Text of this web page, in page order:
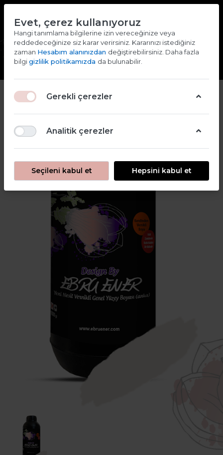
Giriş yap Kaydol
Evet, çerez kullanıyoruz
Hangi tanımlama bilgilerine izin vereceğinize veya
reddedeceğinize siz karar verirsiniz. Kararınızı istediğiniz
zaman Hesabım alanınızdan değiştirebilirsiniz. Daha fazla
bilgigizlilik politikamızda da bulunabilir.
Gerekli çerezler
Analitik çerezler
Seçileni kabul et Hepsini kabul et